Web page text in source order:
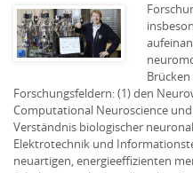
Forschungsfeldern: (1) den
Computational Neuroscience
Verständnis biologischer
Elektrotechnik und
neuartigen, energieeffizienten